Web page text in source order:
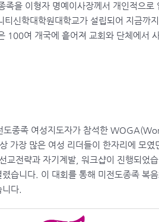
을 이형자 명예이사장께서 개인적으
신학대학원대학교가 설립되어 지금까
100여 개국에 흩어져 교회와 단체에서
종족 여성지도자가 참석한
가장 많은 여성 리더들이 한자리에 모
교전략과 자기계발, 워크샵이 진행되었
습니다. 이 대회를 통해 미전도종족 복
다.